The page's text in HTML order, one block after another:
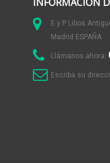
E y P Libos
Madrid ESPAÑA
Llámanos ahora:
Escriba su